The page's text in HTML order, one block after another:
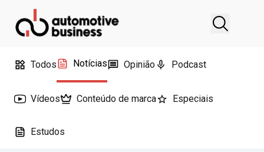
Todos Notícias Opinião Podcast
Vídeos Conteúdo de marca Especiais
Estudos